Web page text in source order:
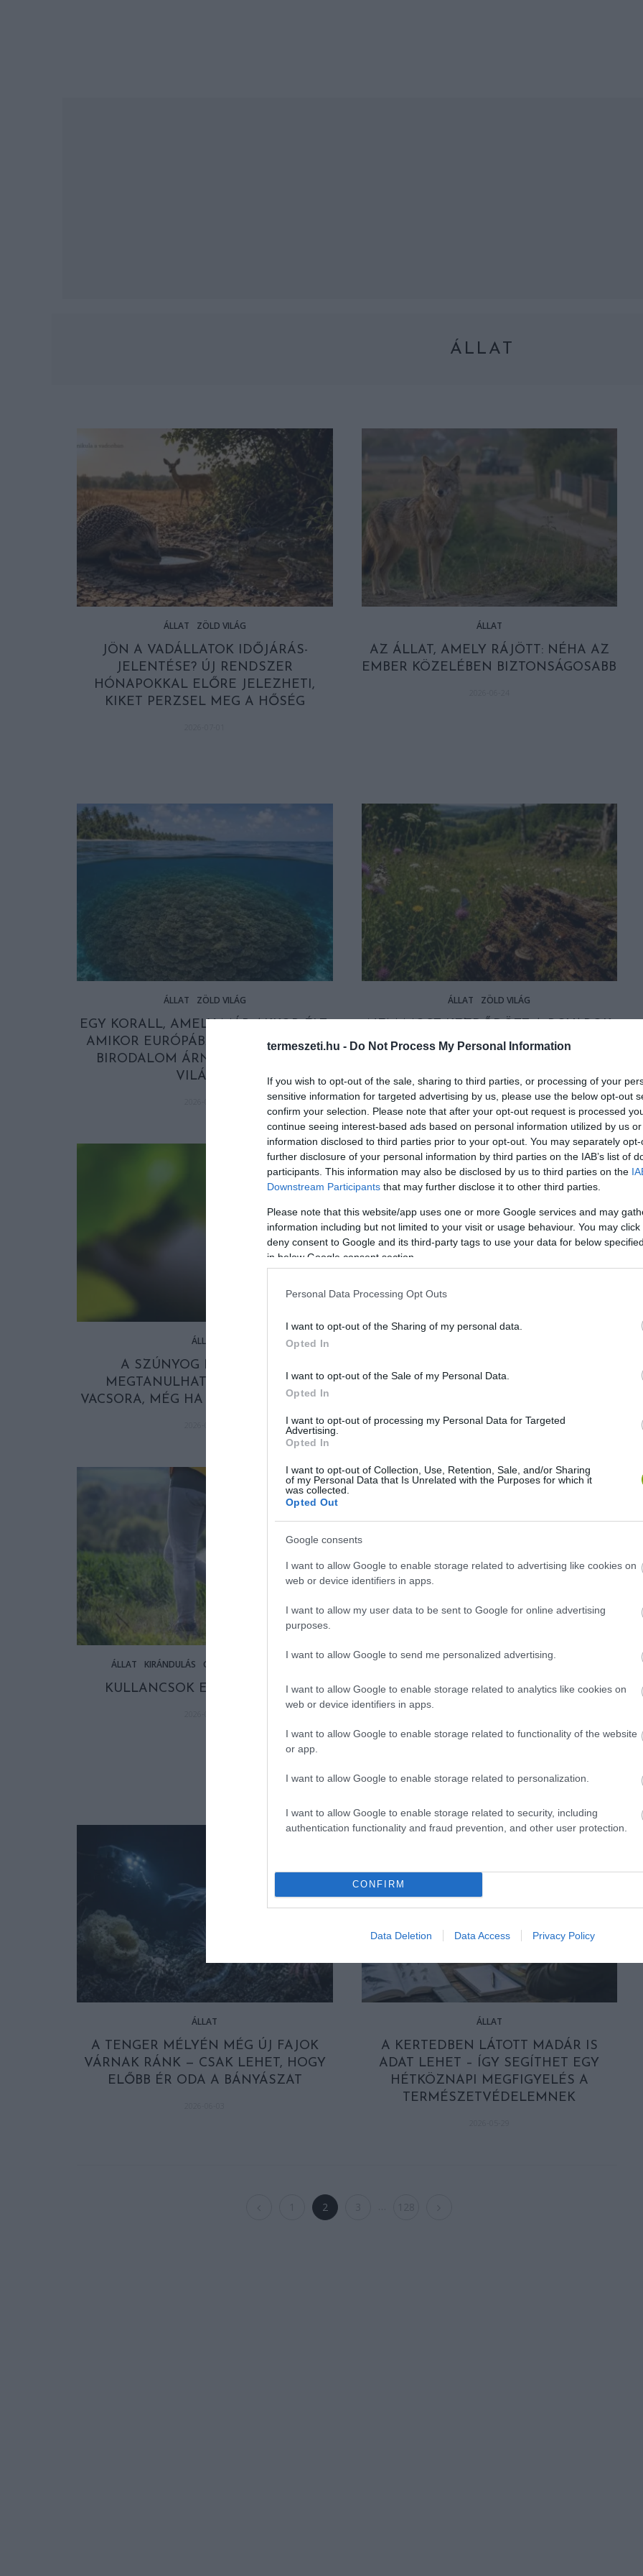
termeszeti.hu - Do Not Process My Personal Information
If you wish to opt-out of the sale, sharing to third parties, or processing of your
sensitive information for targeted advertising by us, please use the below opt-out
confirm your selection. Please note that after your opt-out request is processed
continue seeing interest-based ads based on personal information utilized by us
information disclosed to third parties prior to your opt-out. You may separately
further disclosure of your personal information by third parties on the IAB’s list of
participants. This information may also be disclosed by us to third parties on the
Downstream Participants that may further disclose it to other third parties.
Please note that this website/app uses one or more Google services and may
information including but not limited to your visit or usage behaviour. You may
deny consent to Google and its third-party tags to use your data for below
in below Google consent section.
Personal Data Processing Opt Outs
I want to opt-out of the Sharing of my personal data.
Opted In
I want to opt-out of the Sale of my Personal Data.
Opted In
I want to opt-out of processing my Personal Data for Targeted
Advertising.
Opted In
I want to opt-out of Collection, Use, Retention, Sale, and/or Sharing
of my Personal Data that Is Unrelated with the Purposes for which it
was collected.
Opted Out
Google consents
I want to allow Google to enable storage related to advertising like cookies on
web or device identifiers in apps.
I want to allow my user data to be sent to Google for online advertising
purposes.
I want to allow Google to send me personalized advertising.
I want to allow Google to enable storage related to analytics like cookies on
web or device identifiers in apps.
I want to allow Google to enable storage related to functionality of the website
or app.
I want to allow Google to enable storage related to personalization.
I want to allow Google to enable storage related to security, including
authentication functionality and fraud prevention, and other user protection.
CONFIRM
Data Deletion Data Access Privacy Policy
ÁLLAT
ÁLLAT ZÖLD VILÁG
JÖN A VADÁLLATOK IDŐJÁRÁS-
JELENTÉSE? ÚJ RENDSZER
HÓNAPOKKAL ELŐRE JELEZHETI,
KIKET PERZSEL MEG A HŐSÉG
ÁLLAT
AZ ÁLLAT, AMELY RÁJÖTT: NÉHA AZ
EMBER KÖZELÉBEN BIZTONSÁGOSABB
ÁLLAT ZÖLD VILÁG
EGY KORALL, AMELY MÁR AKKOR ÉLT,
AMIKOR EURÓPÁBAN MÉG A RÓMAI
BIRODALOM ÁRNYÉKA VETÜLT A
VILÁGRA
ÁLLAT ZÖLD VILÁG
ELTŰNÉSE: 90 ÉV ADATAI MUTATJÁK,
2026-06-22
ÁLLAT
A SZÚNYOG NEM FELEJT:
MEGTANULHATJA, HOL VÁRJA
VACSORA, MÉG HA RIASZTÓT IS ÉREZ
MORZSAVADÁSZ: A TESTE TALÁN
2026-06-12
ÁLLAT KIRÁNDULÁS OTTHON
KULLANCSOK ELLEN OKOSAN
ÁTLÁTSZÓ, SZINTE LÁTHATATLAN —
ÉS MOST DERÜLT KI RÓLA, HOGY ÚJ
ÁLLAT
A TENGER MÉLYÉN MÉG ÚJ FAJOK
VÁRNAK RÁNK — CSAK LEHET, HOGY
ELŐBB ÉR ODA A BÁNYÁSZAT
ÁLLAT
A KERTEDBEN LÁTOTT MADÁR IS
ADAT LEHET – ÍGY SEGÍTHET EGY
HÉTKÖZNAPI MEGFIGYELÉS A
TERMÉSZETVÉDELEMNEK
2
NEVEZTEK MEG, ÉS A FÖLD
MEGINT FINOMAN JELEZTE:
KIRÁNDULÁS
PANNONHALMA